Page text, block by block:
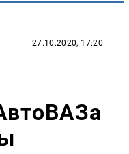
27.10.2020, 17:20